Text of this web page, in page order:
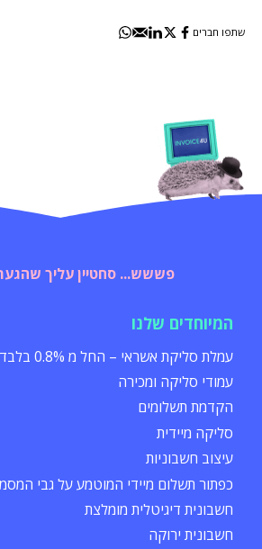
שתפו חברים
פששש... סחטיין עליך
המיוחדים שלנו
עמלת סליקת אשראי – החל מ 0.8% בלבד !
עמודי סליקה ומכירה
הקדמת תשלומים
סליקה מיידית
עיצוב חשבוניות
כפתור תשלום מיידי המוטמע על גבי
חשבונית דיגיטלית מומלצת
חשבונית ירוקה